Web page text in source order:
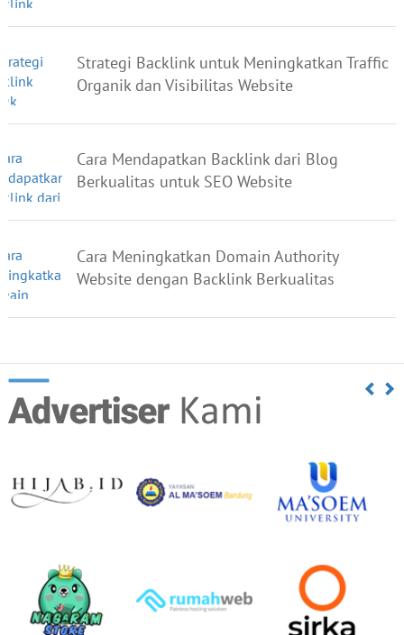
Strategi Backlink untuk Meningkatkan Traffic
Organik dan Visibilitas Website
Cara Mendapatkan Backlink dari Blog
Berkualitas untuk SEO Website
Cara Meningkatkan Domain Authority
Website dengan Backlink Berkualitas